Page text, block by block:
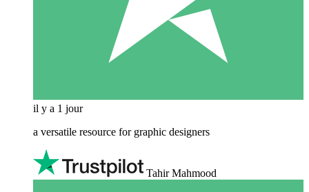
il y a 1 jour
a versatile resource for graphic designers
Tahir Mahmood